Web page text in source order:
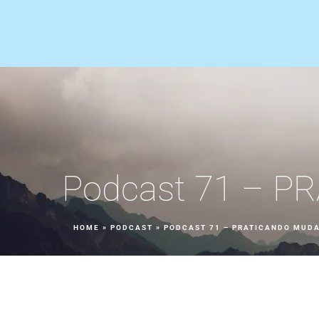
Podcast 71 –
HOME » PODCAST » PODCAST 71 – PRATICANDO